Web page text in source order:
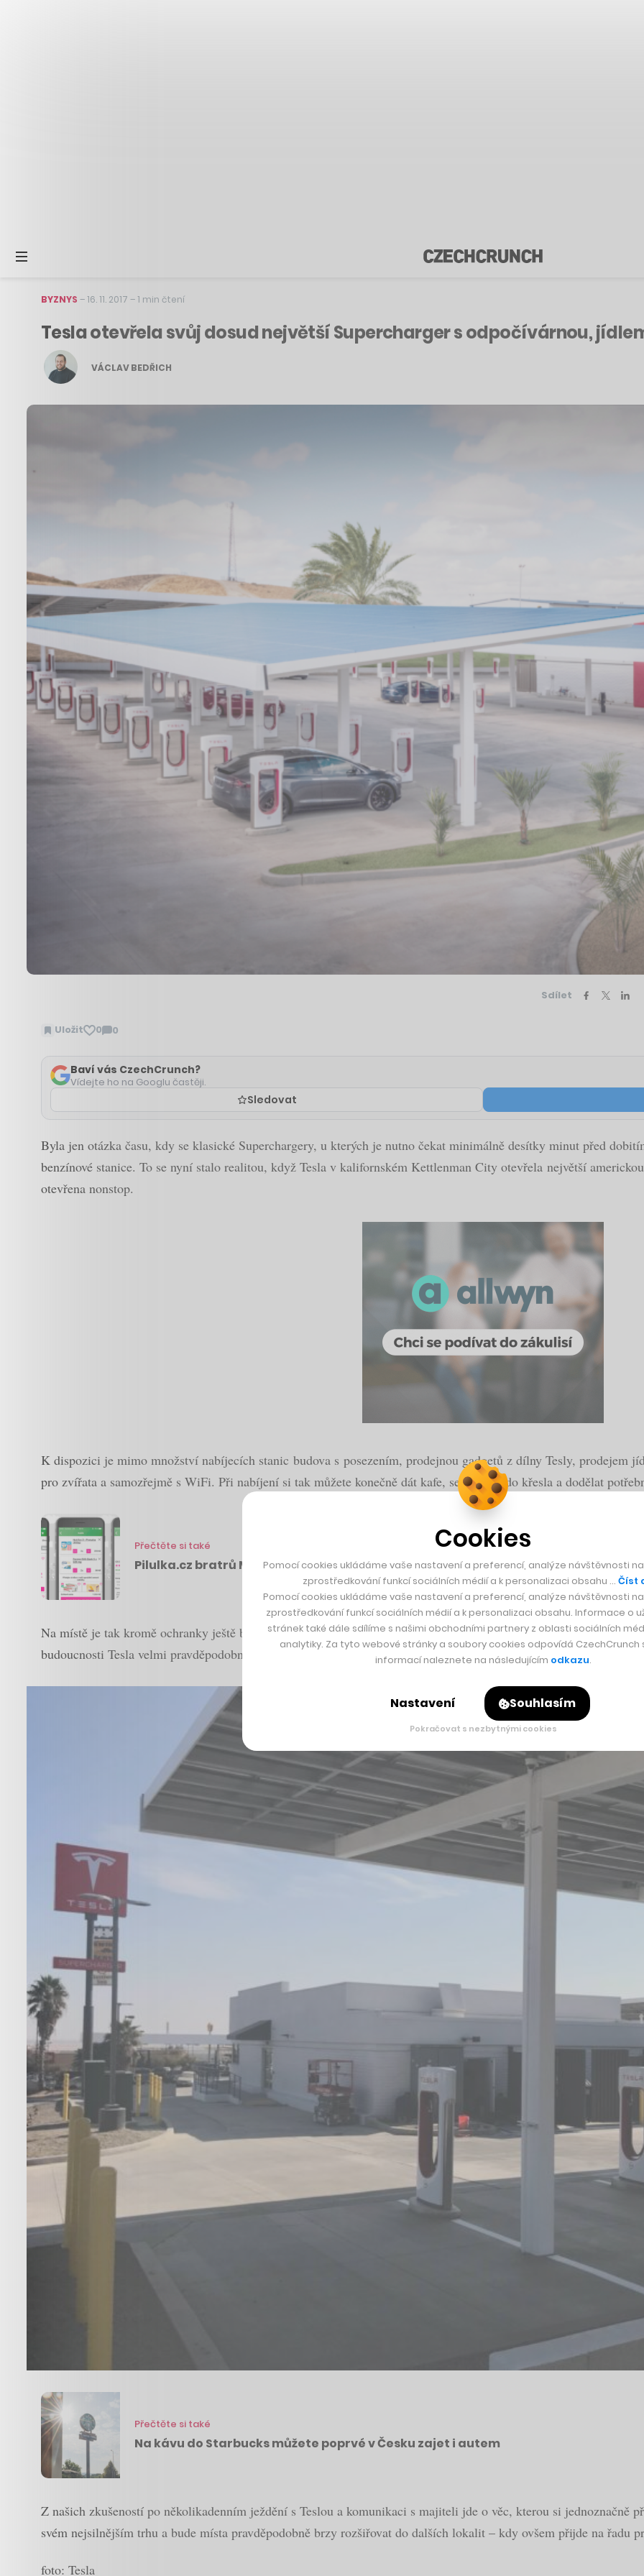
BYZNYS –16. 11. 2017 –1 min čtení
Tesla otevřela svůj dosud největší Supercharger s odpočívárnou,
VÁCLAV BEDŘICH
Sdílet
Uložit 0 0
Zobrazit
Baví vás CzechCrunch?
Vídejte ho na Googlu častěji.
Sledovat
Byla jen otázka času, kdy se klasické Superchargery, u kterých je nutno čekat minimálně desítky minut před
benzínové stanice. To se nyní stalo realitou, když Tesla v kalifornském Kettlenman City otevřela největší
otevřena nonstop.
K dispozici je mimo množství nabíjecích stanic budova s posezením, prodejnou gadgetů z dílny Tesly, prodejem
pro zvířata a samozřejmě s WiFi. Při nabíjení si tak můžete konečně dát kafe, sednout si do křesla a dodělat
Přečtěte si také
Pilulka.cz bratrů Martina a Petra Kasy představila mobilní aplikaci umožnující
Na místě je tak kromě ochranky ještě barista / prodejce za pultem – nejedná se tedy o doručovací ani servisní
budoucnosti Tesla velmi pravděpodobně sortiment rozšíří a aktuálně vše bude sloužit pro otestování zájmu
Přečtěte si také
Na kávu do Starbucks můžete poprvé v Česku zajet i autem
Z našich zkušeností po několikadenním ježdění s Teslou a komunikaci s majiteli jde o věc, kterou si jednoznačně
svém nejsilnějším trhu a bude místa pravděpodobně brzy rozšiřovat do dalších lokalit – kdy ovšem přijde na řadu
foto: Tesla
Cookies
Pomocí cookies ukládáme vaše nastavení a preferencí, analýze návštěvnosti
zprostředkování funkcí sociálních médií a k personalizaci obsahu … Číst
Pomocí cookies ukládáme vaše nastavení a preferencí, analýze návštěvnosti
zprostředkování funkcí sociálních médií a k personalizaci obsahu. Informace o
stránek také dále sdílíme s našimi obchodními partnery z oblasti sociálních
analytiky. Za tyto webové stránky a soubory cookies odpovídá CzechCrunch
informací naleznete na následujícím odkazu.
Nastavení Souhlasím
Pokračovat s nezbytnými cookies